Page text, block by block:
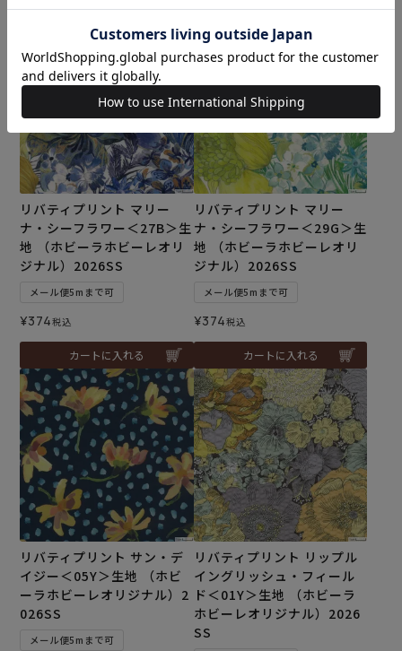
カートに入れる カートに入れる
リバティプリント マリー
ナ・シーフラワー＜27B＞生
地 （ホビーラホビーレオリ
ジナル）2026SS
メール便5mまで可
¥374税込
カートに入れる
リバティプリント マリー
ナ・シーフラワー＜29G＞生
地 （ホビーラホビーレオリ
ジナル）2026SS
メール便5mまで可
¥374税込
カートに入れる
リバティプリント サン・デ
イジー＜05Y＞生地 （ホビ
ーラホビーレオリジナル）2
026SS
メール便5mまで可
リバティプリント リップル
イングリッシュ・フィール
ド＜01Y＞生地 （ホビーラ
ホビーレオリジナル）2026
SS